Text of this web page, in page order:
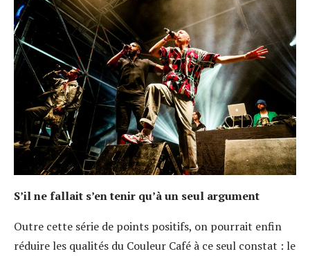
S’il ne fallait s’en tenir qu’à un seul argument
Outre cette série de points positifs, on pourrait enfin
réduire les qualités du Couleur Café à ce seul constat : le